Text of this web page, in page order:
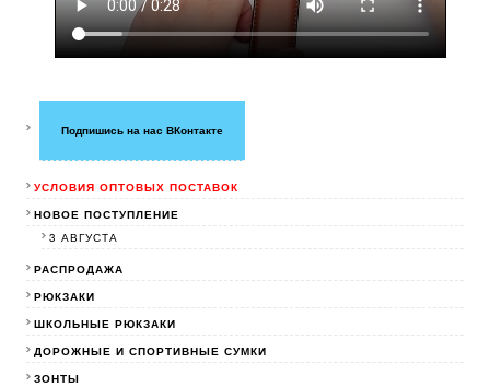
Подпишись на нас ВКонтакте
УСЛОВИЯ ОПТОВЫХ ПОСТАВОК
НОВОЕ ПОСТУПЛЕНИЕ
3 АВГУСТА
РАСПРОДАЖА
РЮКЗАКИ
ШКОЛЬНЫЕ РЮКЗАКИ
ДОРОЖНЫЕ И СПОРТИВНЫЕ СУМКИ
ЗОНТЫ